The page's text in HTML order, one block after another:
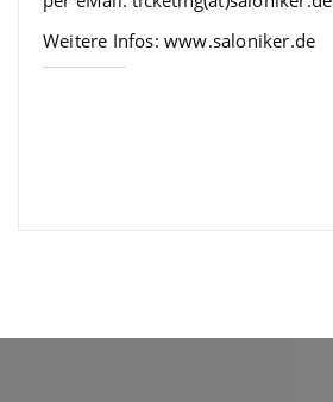
Weitere Infos: www.saloniker.de